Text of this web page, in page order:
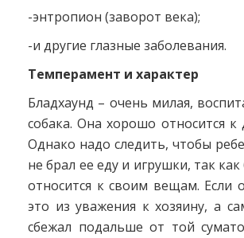
-энтропион (заворот века);
-и другие глазные заболевания.
Темперамент и характер
Бладхаунд – очень милая,
собака. Она хорошо относится
Однако надо следить, чтобы
не брал ее еду и игрушки, так
относится к своим вещам. Если
это из уважения к хозяину, а
сбежал подальше от той